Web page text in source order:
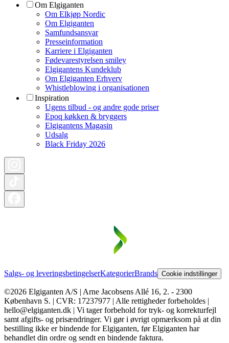
Om Elgiganten
Om Elkjøp Nordic
Om Elgiganten
Samfundsansvar
Presseinformation
Karriere i Elgiganten
Fødevarestyrelsen smiley
Elgigantens Kundeklub
Om Elgiganten Erhverv
Whistleblowing i organisationen
Inspiration
Ugens tilbud - og andre gode priser
Epoq køkken & bryggers
Elgigantens Magasin
Udsalg
Black Friday 2026
Salgs- og leveringsbetingelserKategorierBrands Cookie indstillinger
©2026 Elgiganten A/S | Arne Jacobsens Allé 16, 2. - 2300
København S. | CVR: 17237977 | Alle rettigheder forbeholdes |
hello@elgiganten.dk | Vi tager forbehold for tryk- og korrekturfejl
samt afgifts- og prisændringer. Vi gør i øvrigt opmærksom på at din
bestilling ikke er bindende for Elgiganten, før Elgiganten har
behandlet din ordre og sendt en bindende faktura.